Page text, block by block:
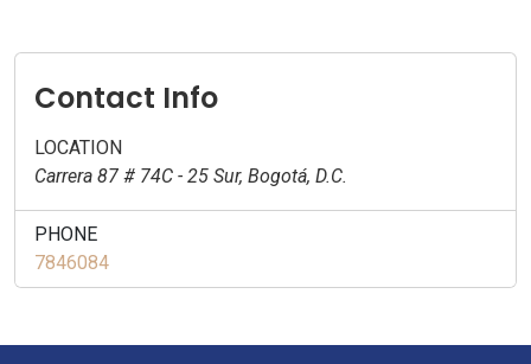
Contact Info
LOCATION
Carrera 87 # 74C - 25 Sur, Bogotá, D.C.
PHONE
7846084